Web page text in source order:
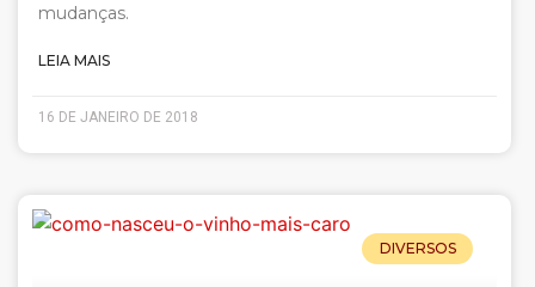
mudanças.
LEIA MAIS
16 DE JANEIRO DE 2018
DIVERSOS